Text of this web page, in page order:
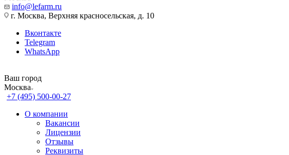
info@lefarm.ru
г. Москва, Верхняя красносельская, д. 10
Вконтакте
Telegram
WhatsApp
Ваш город
Москва
+7 (495) 500-00-27
О компании
Вакансии
Лицензии
Отзывы
Реквизиты